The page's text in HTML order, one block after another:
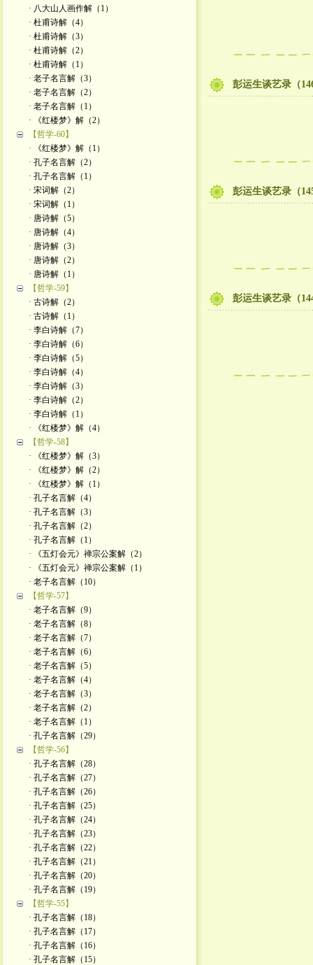
· 八大山人画作解（1）
· 杜甫诗解（4）
· 杜甫诗解（3）
· 杜甫诗解（2）
· 杜甫诗解（1）
· 老子名言解（3）
· 老子名言解（2）
· 老子名言解（1）
· 《红楼梦》解（2）
【哲学-60】
· 《红楼梦》解（1）
· 孔子名言解（2）
· 孔子名言解（1）
· 宋词解（2）
· 宋词解（1）
· 唐诗解（5）
· 唐诗解（4）
· 唐诗解（3）
· 唐诗解（2）
· 唐诗解（1）
【哲学-59】
· 古诗解（2）
· 古诗解（1）
· 李白诗解（7）
· 李白诗解（6）
· 李白诗解（5）
· 李白诗解（4）
· 李白诗解（3）
· 李白诗解（2）
· 李白诗解（1）
· 《红楼梦》解（4）
【哲学-58】
· 《红楼梦》解（3）
· 《红楼梦》解（2）
· 《红楼梦》解（1）
· 孔子名言解（4）
· 孔子名言解（3）
· 孔子名言解（2）
· 孔子名言解（1）
· 《五灯会元》禅宗公案解（2）
· 《五灯会元》禅宗公案解（1）
· 老子名言解（10）
【哲学-57】
· 老子名言解（9）
· 老子名言解（8）
· 老子名言解（7）
· 老子名言解（6）
· 老子名言解（5）
· 老子名言解（4）
· 老子名言解（3）
· 老子名言解（2）
· 老子名言解（1）
· 孔子名言解（29）
【哲学-56】
· 孔子名言解（28）
· 孔子名言解（27）
· 孔子名言解（26）
· 孔子名言解（25）
· 孔子名言解（24）
· 孔子名言解（23）
· 孔子名言解（22）
· 孔子名言解（21）
· 孔子名言解（20）
· 孔子名言解（19）
【哲学-55】
· 孔子名言解（18）
· 孔子名言解（17）
· 孔子名言解（16）
· 孔子名言解（15）
彭运生谈艺录（
彭运生谈艺录（
彭运生谈艺录（